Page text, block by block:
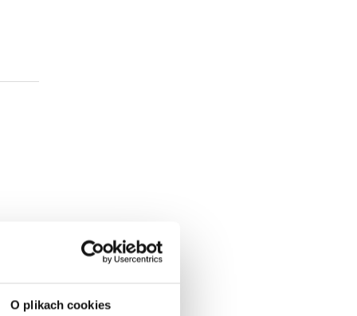
O plikach cookies